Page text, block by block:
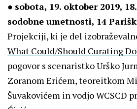
● sobota, 19. oktober 2019,
sodobne umetnosti, 14
Projekciji, ki je del
What Could/Should Curating
pogovor s scenaristko Urško
Zoranom Erićem, teoreitkom
Šuvakovićem in vodjo WCSCD